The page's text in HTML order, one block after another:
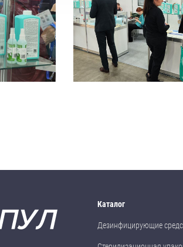
Каталог
Дезинфицирующие